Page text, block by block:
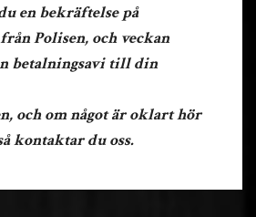
en bekräftelse på
Polisen, och veckan
betalningsavi till din
och om något är oklart hör
kontaktar du oss.